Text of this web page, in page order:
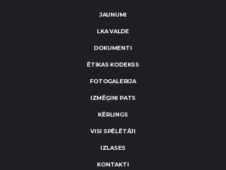
JAUNUMI
LKA VALDE
DOKUMENTI
ĒTIKAS KODEKSS
FOTOGALERIJA
IZMĒĢINI PATS
KĒRLINGS
VISI SPĒLĒTĀJI
IZLASES
KONTAKTI